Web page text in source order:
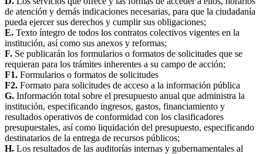
de atención y demás indicaciones necesarias, para que la ciudadanía
pueda ejercer sus derechos y cumplir sus obligaciones;
E. Texto íntegro de todos los contratos colectivos vigentes en la
institución, así como sus anexos y reformas;
F. Se publicarán los formularios o formatos de solicitudes que se
requieran para los trámites inherentes a su campo de acción;
F1. Formularios o formatos de solicitudes
F2. Formato para solicitudes de acceso a la información pública
G. Información total sobre el presupuesto anual que administra la
institución, especificando ingresos, gastos, financiamiento y
resultados operativos de conformidad con los clasificadores
presupuestales, así como liquidación del presupuesto, especificando
destinatarios de la entrega de recursos públicos;
H. Los resultados de las auditorías internas y gubernamentales al